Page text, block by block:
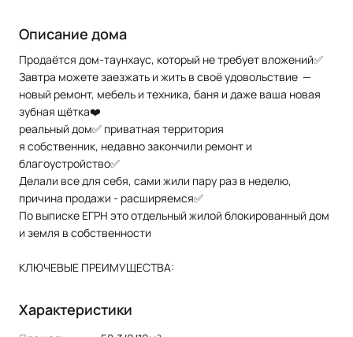
Описание дома
Продаётся дом-таунхаус, который не требует вложений✅
Завтра можете заезжать и жить в своё удовольствие —
новый ремонт, мебель и техника, баня и даже ваша новая
зубная щётка❤️
реальный дом✅ приватная территория
я собственник, недавно закончили ремонт и
благоустройство✅
Делали все для себя, сами жили пару раз в неделю,
причина продажи - расширяемся✅
По выписке ЕГРН это отдельный жилой блокированный дом
и земля в собственности
КЛЮЧЕВЫЕ ПРЕИМУЩЕСТВА:
Характеристики